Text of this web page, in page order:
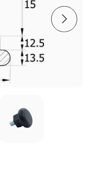
парт